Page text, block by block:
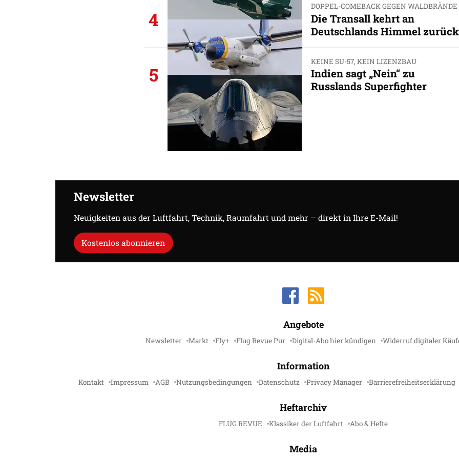
4
DOPPEL-COMEBACK GEGEN WALDBRÄNDE
Die Transall kehrt an
Deutschlands Himmel
5
KEINE SU-57, KEIN LIZENZBAU
Indien sagt „Nein“ zu
Russlands Superfighter
Newsletter
Neuigkeiten aus der Luftfahrt, Technik, Raumfahrt und mehr – direkt in Ihre E-Mail!
Kostenlos abonnieren
Angebote
Newsletter Markt Fly+ Flug Revue Pur Digital-Abo hier kündigen Widerruf digitaler
Information
Kontakt Impressum AGB Nutzungsbedingungen Datenschutz Privacy Manager Barrierefreiheitserklärung
Heftarchiv
FLUG REVUE Klassiker der Luftfahrt Abo & Hefte
Media